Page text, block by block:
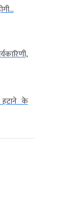
हटाने के